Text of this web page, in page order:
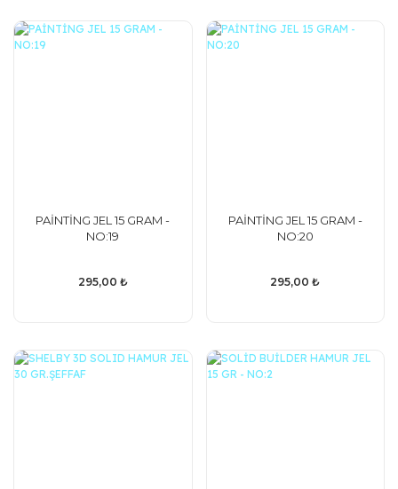
PAİNTİNG JEL 15 GRAM -
NO:19
295,00 ₺
PAİNTİNG JEL 15 GRAM -
NO:20
295,00 ₺